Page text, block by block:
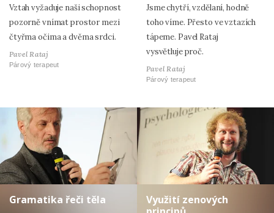
Vztah vyžaduje naši schopnost
pozorně vnímat prostor mezi
čtyřma očima a dvěma srdci.
Pavel Rataj
Párový terapeut
Jsme chytří, vzdělaní, hodně
toho víme. Přesto ve vztazích
tápeme. Pavel Rataj
vysvětluje proč.
Pavel Rataj
Párový terapeut
Gramatika řeči těla
Využití zenových